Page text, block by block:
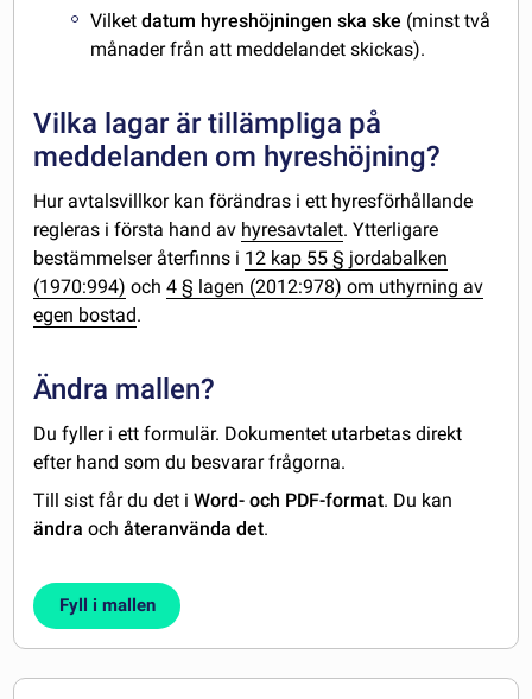
Vilketdatum hyreshöjningen ska ske (minst två
månader från att meddelandet skickas).
Vilka lagar är tillämpliga på
meddelanden om hyreshöjning?
Hur avtalsvillkor kan förändras i ett hyresförhållande
regleras i första hand av hyresavtalet. Ytterligare
bestämmelser återfinns i 12 kap 55 § jordabalken
(1970:994) och4 § lagen (2012:978) om uthyrning av
egen bostad.
Ändra mallen?
Du fyller i ett formulär. Dokumentet utarbetas direkt
efter hand som du besvarar frågorna.
Till sist får du det iWord- och PDF-format. Du kan
ändra ochåteranvända det.
Fyll i mallen